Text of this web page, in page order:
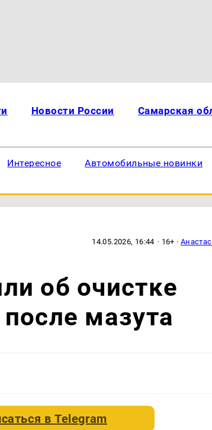
Новости России Самарская
Интересное Автомобильные новинки
14.05.2026, 16:44 · 16+ ·
об очистке
мазута
вTelegram